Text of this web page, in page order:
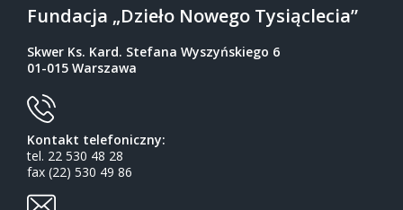
Fundacja „Dzieło Nowego Tysiąclecia”
Skwer Ks. Kard. Stefana Wyszyńskiego 6
01-015 Warszawa
Kontakt telefoniczny:
tel. 22 530 48 28
fax (22) 530 49 86